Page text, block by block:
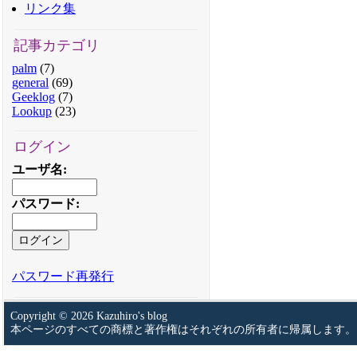
リンク集
記事カテゴリ
palm(7)
general (69)
Geeklog(7)
Lookup(23)
ログイン
ユーザ名:
パスワード:
パスワード再発行
Copyright © 2026 Kazuhiro's blog
本ページのすべての商標と著作権はそれぞれの所有者に帰属します。